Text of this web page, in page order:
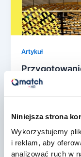
Niniejsza strona
Wykorzystujemy
i reklam, aby
analizować ruch w
Artykuł
rządowe
Tomasz Pietrzak /2
W dniu 2 grudnia
wydarzenie dla